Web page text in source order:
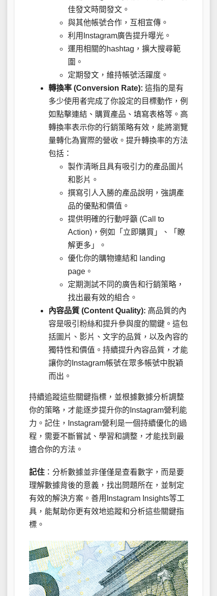
佳發文時間發文。
與其他帳號合作，互相宣傳。
利用Instagram廣告提升曝光。
運用相關的hashtag，擴大搜尋範
圍。
定期發文，維持帳號活躍度。
轉換率 (Conversion Rate): 這指的是有
多少使用者完成了你設定的目標動作，例
如點擊連結、購買產品、填寫表格等。高
轉換率表示你的行銷策略有效，能將瀏覽
量轉化為實際的營收。提升轉換率的方法
包括：
製作清晰且具有吸引力的產品圖片
和影片。
撰寫引人入勝的產品說明，強調產
品的優點和價值。
提供明確的行動呼籲 (Call to
Action)，例如「立即購買」、「瞭
解更多」。
優化你的購物連結和 landing
page。
定期測試不同的廣告和行銷策略，
找出最有效的組合。
內容品質 (Content Quality): 高品質的內
容是吸引粉絲和提升參與度的關鍵。這包
括圖片、影片、文字的品質，以及內容的
獨特性和價值。持續提升內容品質，才能
讓你的Instagram帳號在眾多帳號中脫穎
而出。
持續追蹤這些關鍵指標，並根據數據分析調整
你的策略，才能逐步提升你的Instagram營利能
力。記住，Instagram營利是一個持續優化的過
程，需要不斷嘗試、學習和調整，才能找到最
適合你的方法。
記住 ：分析數據並非僅僅是查看數字，而是要
理解數據背後的意義，找出問題所在，並制定
有效的解決方案。善用Instagram Insights等工
具，能幫助你更有效地追蹤和分析這些關鍵指
標。